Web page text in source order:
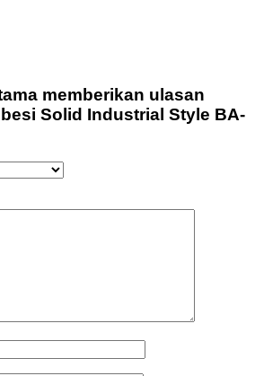
memberikan ulasan
Solid Industrial Style BA-